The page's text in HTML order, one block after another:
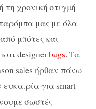
χρονική στιγμή
μας με όλα
μπότες και
designerbags. Τα
sales ήρθαν πάνω
για smart
σωστές